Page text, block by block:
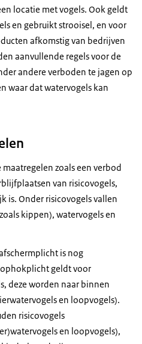
locatie met vogels. Ook geldt
en gebruikt strooisel, en voor
afkomstig van bedrijven
aanvullende regels voor de
andere verboden te jagen op
waar dat watervogels kan
zoals een verbod
van risicovogels,
is. Onder risicovogels vallen
kippen), watervogels en
is nog
geldt voor
deze worden naar binnen
en loopvogels).
risicovogels
en loopvogels),